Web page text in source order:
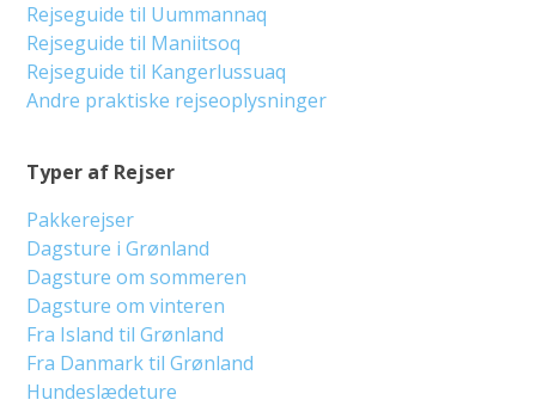
Typer af Rejser
Pakkerejser
Dagsture i Grønland
Dagsture om sommeren
Dagsture om vinteren
Fra Island til Grønland
Fra Danmark til Grønland
Hundeslædeture
Rejseguide til Uummannaq
Rejseguide til Maniitsoq
Rejseguide til Kangerlussuaq
Andre praktiske rejseoplysninger